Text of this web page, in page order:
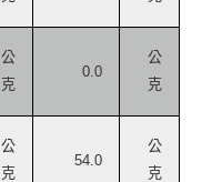
公
克
0.0
公
克
公
克
54.0
公
克